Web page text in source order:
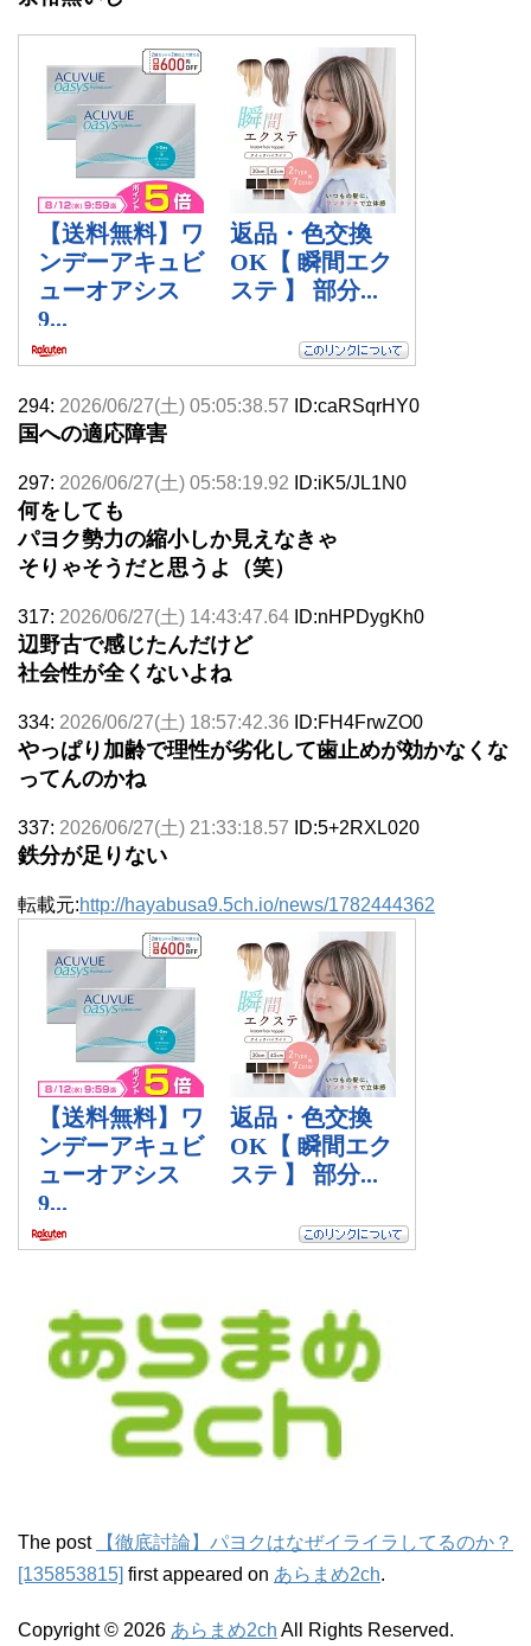
294: 2026/06/27(土) 05:05:38.57 ID:caRSqrHY0
国への適応障害
297: 2026/06/27(土) 05:58:19.92 ID:iK5/JL1N0
何をしても
パヨク勢力の縮小しか見えなきゃ
そりゃそうだと思うよ（笑）
317: 2026/06/27(土) 14:43:47.64 ID:nHPDygKh0
辺野古で感じたんだけど
社会性が全くないよね
334: 2026/06/27(土) 18:57:42.36 ID:FH4FrwZO0
やっぱり加齢で理性が劣化して歯止めが効かなくな
ってんのかね
337: 2026/06/27(土) 21:33:18.57 ID:5+2RXL020
鉄分が足りない
転載元:http://hayabusa9.5ch.io/news/1782444362
The post
【徹底討論】パヨクはなぜイライラしてるのか？
[135853815] first appeared on あらまめ2ch.
Copyright © 2026 あらまめ2ch All Rights Reserved.